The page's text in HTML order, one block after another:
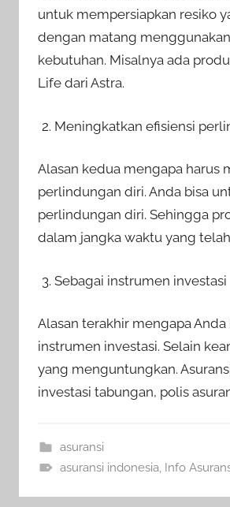
untuk mempersiapkan resiko
dengan matang
kebutuhan. Misalnya ada
Life dari Astra.
Meningkatkan efisiensi
Alasan kedua mengapa harus
perlindungan diri. Anda bisa
perlindungan diri. Sehingga
dalam jangka waktu yang
Sebagai instrumen investasi
Alasan terakhir mengapa
instrumen investasi. Selain
yang menguntungkan.
investasi tabungan, polis
asuransi
asuransi indonesia, Info